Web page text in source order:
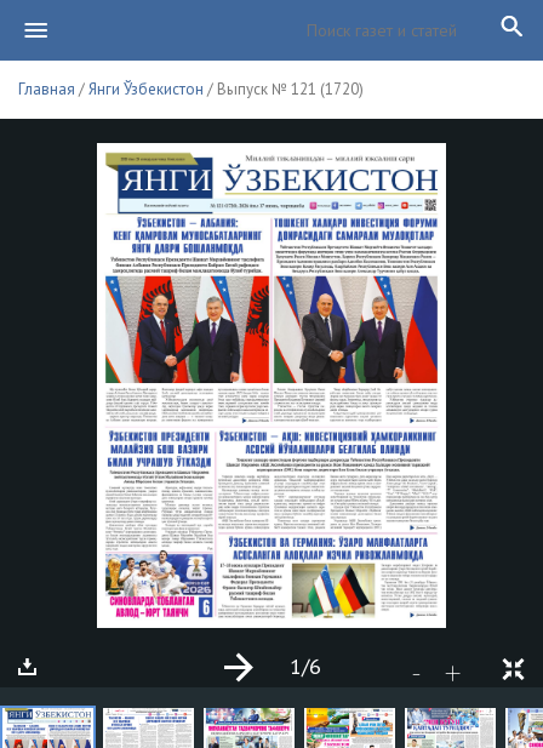
Главная /Янги Ўзбекистон / Выпуск № 121 (1720)
- +
1/6